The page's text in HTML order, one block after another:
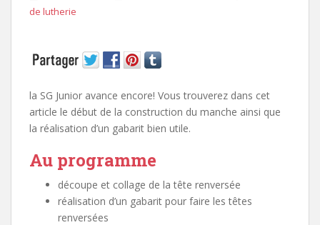
de lutherie
la SG Junior avance encore! Vous trouverez dans cet
article le début de la construction du manche ainsi que
la réalisation d’un gabarit bien utile.
Au programme
découpe et collage de la tête renversée
réalisation d’un gabarit pour faire les têtes
renversées